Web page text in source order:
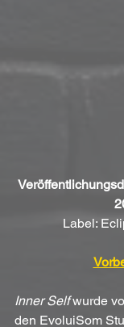
Label:
Inner Self wurde
den EvoluiSom